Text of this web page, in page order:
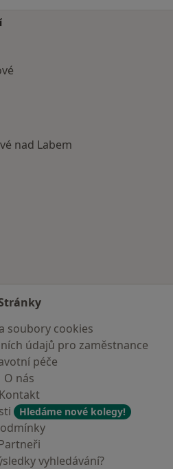
nad Labem
soubory cookies
údajů pro zaměstnance
péče
O nás
Kontakt
Hledáme nové kolegy!
vyhledávání?